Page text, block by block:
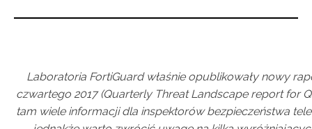
Laboratoria FortiGuard właśnie opublikowały nowy
czwartego 2017 (Quarterly Threat Landscape report for
tam wiele informacji dla inspektorów bezpieczeństwa